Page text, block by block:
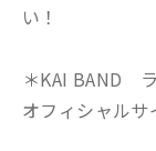
い！
＊KAI BAND
オフィシャル